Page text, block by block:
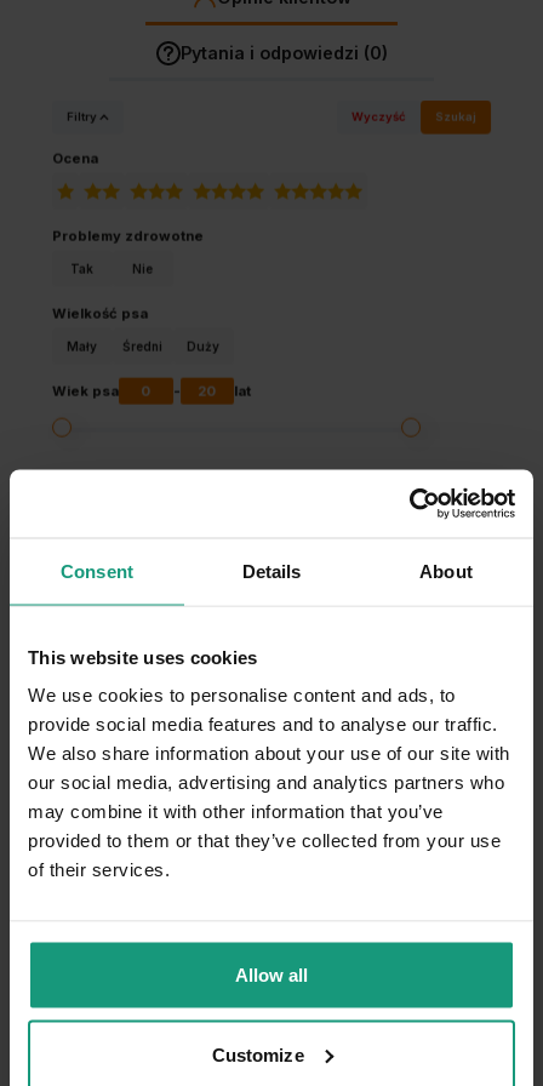
Consent Details About
This website uses cookies
We use cookies to personalise content and ads, to
provide social media features and to analyse our traffic.
We also share information about your use of our site with
our social media, advertising and analytics partners who
may combine it with other information that you’ve
provided to them or that they’ve collected from your use
of their services.
Allow all
Customize
Pytania i odpowiedzi (0)
Filtry Wyczyść Szukaj
Ocena
Problemy zdrowotne
Tak Nie
Wielkość psa
Mały Średni Duży
Wiek psa 0 - 20 lat
Komentarz sklepu
przyjemność obsługiwać takich klientów!
zweryfikowano
Problemy Zdrowotne: Tak Wielkość Psa:
Mały
Wielkość krokieta
Skład
Najlepszy
Bardzo dobry Dobry
Jedzenie zawiera dużo mięsa i najważniejsze , że
nie posiada zbóż. Karma bardzo smakuje
szczeniakowi i wiecznie mu mało.
Opinia dotyczy podobnego produktu:RAW PALEO
ULTRA PORK PUPPY MINI - sucha karma z
wieprzowiną dla szczeniąt ras małych